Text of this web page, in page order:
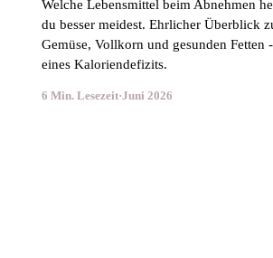
Welche Lebensmittel beim Abnehmen
du besser meidest. Ehrlicher Überblick
Gemüse, Vollkorn und gesunden Fetten
eines Kaloriendefizits.
6 Min. Lesezeit·Juni 2026